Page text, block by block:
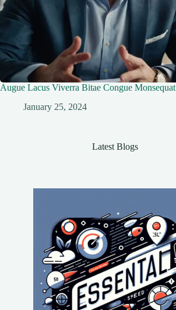
Augue Lacus Viverra Bitae Congue Monsequat
January 25, 2024
Latest Blogs